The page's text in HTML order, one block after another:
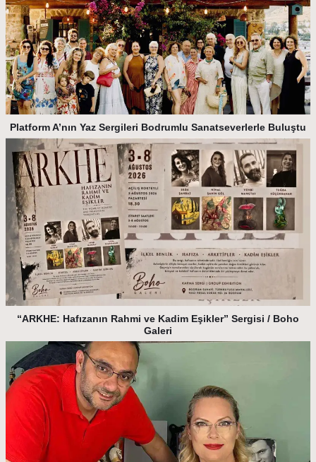
Platform A’nın Yaz Sergileri Bodrumlu Sanatseverlerle Buluştu
“ARKHE: Hafızanın Rahmi ve Kadim Eşikler” Sergisi / Boho
Galeri